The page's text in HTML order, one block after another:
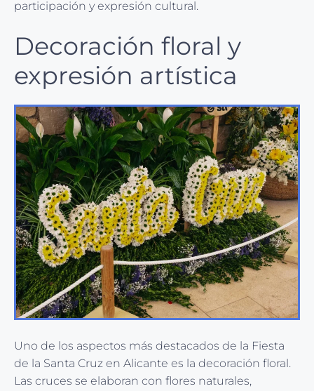
participación y expresión cultural.
Decoración floral y
expresión artística
Uno de los aspectos más destacados de la Fiesta
de la Santa Cruz en Alicante es la decoración floral.
Las cruces se elaboran con flores naturales,